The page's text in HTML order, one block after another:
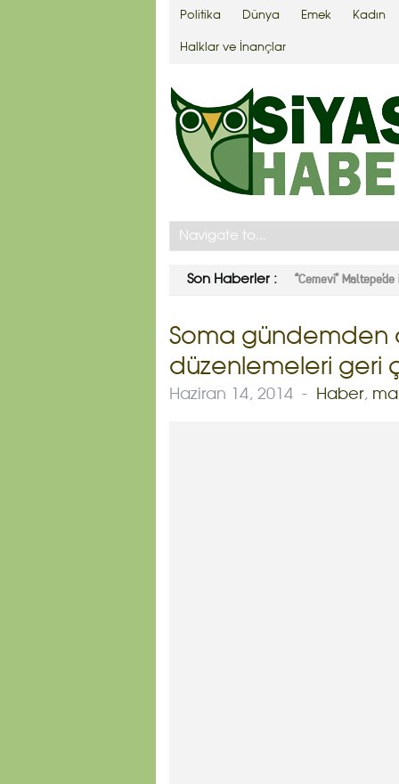
Politika Dünya Emek Kadın
Halklar ve İnançlar
Son Haberler : Polis Garner’i
Soma gündemden
düzenlemeleri geri
Haziran 14, 2014 - Haber,